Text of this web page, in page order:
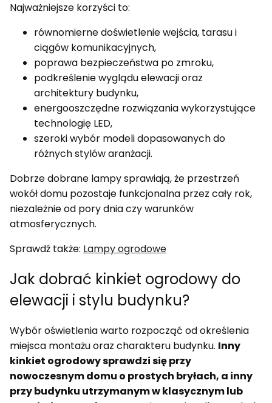
Najważniejsze korzyści to:
równomierne doświetlenie wejścia, tarasu i
ciągów komunikacyjnych,
poprawa bezpieczeństwa po zmroku,
podkreślenie wyglądu elewacji oraz
architektury budynku,
energooszczędne rozwiązania wykorzystujące
technologię LED,
szeroki wybór modeli dopasowanych do
różnych stylów aranżacji.
Dobrze dobrane lampy sprawiają, że przestrzeń
wokół domu pozostaje funkcjonalna przez cały rok,
niezależnie od pory dnia czy warunków
atmosferycznych.
Sprawdź także: Lampy ogrodowe
Jak dobrać kinkiet ogrodowy do
elewacji i stylu budynku?
Wybór oświetlenia warto rozpocząć od określenia
miejsca montażu oraz charakteru budynku. Inny
kinkiet ogrodowy sprawdzi się przy
nowoczesnym domu o prostych bryłach, a inny
przy budynku utrzymanym w klasycznym lub